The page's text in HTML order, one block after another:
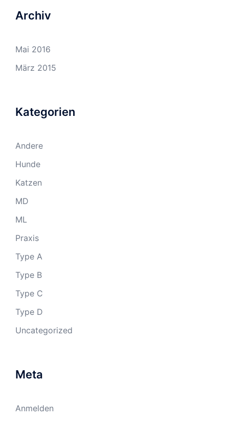
Archiv
Mai 2016
März 2015
Kategorien
Andere
Hunde
Katzen
MD
ML
Praxis
Type A
Type B
Type C
Type D
Uncategorized
Meta
Anmelden